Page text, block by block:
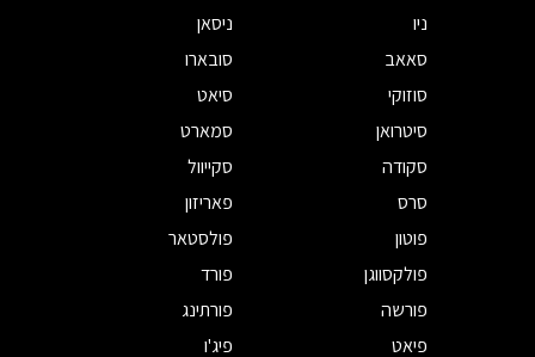
ניו
ניסאן
סאאב
סובארו
סוזוקי
סיאט
סיטרואן
סמארט
סקודה
סקייוול
סרס
פאריזון
פוטון
פולסטאר
פולקסווגן
פורד
פורשה
פורתינג
פיאט
פיג'ו